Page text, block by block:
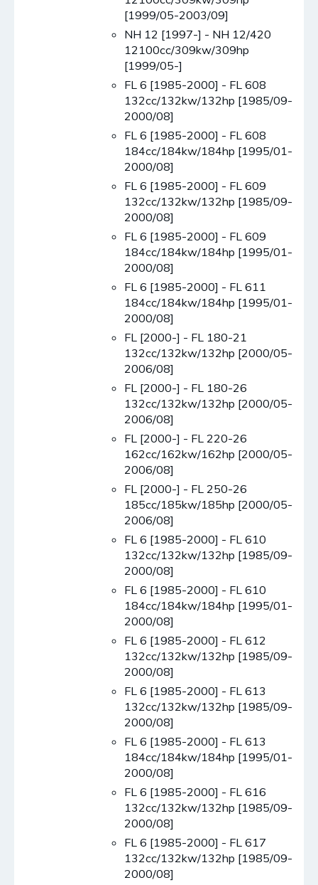
[1999/05-2003/09]
NH 12 [1997-] - NH 12/420
12100cc/309kw/309hp
[1999/05-]
FL 6 [1985-2000] - FL 608
132cc/132kw/132hp [1985/09-
2000/08]
FL 6 [1985-2000] - FL 608
184cc/184kw/184hp [1995/01-
2000/08]
FL 6 [1985-2000] - FL 609
132cc/132kw/132hp [1985/09-
2000/08]
FL 6 [1985-2000] - FL 609
184cc/184kw/184hp [1995/01-
2000/08]
FL 6 [1985-2000] - FL 611
184cc/184kw/184hp [1995/01-
2000/08]
FL [2000-] - FL 180-21
132cc/132kw/132hp [2000/05-
2006/08]
FL [2000-] - FL 180-26
132cc/132kw/132hp [2000/05-
2006/08]
FL [2000-] - FL 220-26
162cc/162kw/162hp [2000/05-
2006/08]
FL [2000-] - FL 250-26
185cc/185kw/185hp [2000/05-
2006/08]
FL 6 [1985-2000] - FL 610
132cc/132kw/132hp [1985/09-
2000/08]
FL 6 [1985-2000] - FL 610
184cc/184kw/184hp [1995/01-
2000/08]
FL 6 [1985-2000] - FL 612
132cc/132kw/132hp [1985/09-
2000/08]
FL 6 [1985-2000] - FL 613
132cc/132kw/132hp [1985/09-
2000/08]
FL 6 [1985-2000] - FL 613
184cc/184kw/184hp [1995/01-
2000/08]
FL 6 [1985-2000] - FL 616
132cc/132kw/132hp [1985/09-
2000/08]
FL 6 [1985-2000] - FL 617
132cc/132kw/132hp [1985/09-
2000/08]